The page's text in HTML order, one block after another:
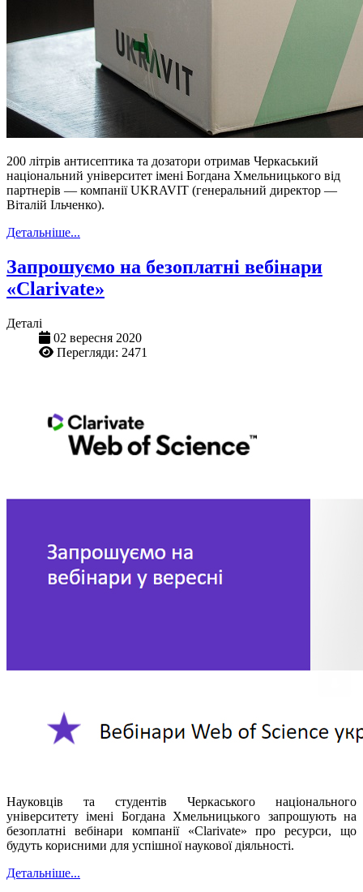
200 літрів антисептика та дозатори отримав Черкаський
національний університет імені Богдана Хмельницького від
партнерів — компанії UKRAVIT (генеральний директор —
Віталій Ільченко).
Детальніше...
Запрошуємо на безоплатні вебінари
«Clarivate»
Деталі
02 вересня 2020
Перегляди: 2471
Науковців та студентів Черкаського національного
університету імені Богдана Хмельницького запрошують на
безоплатні вебінари компанії «Clarivate» про ресурси, що
будуть корисними для успішної наукової діяльності.
Детальніше...